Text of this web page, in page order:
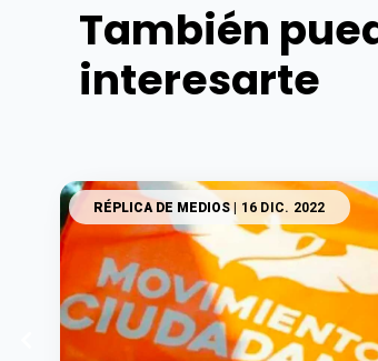
También
interesarte
RÉPLICA DE MEDIOS| 16 DIC. 2022